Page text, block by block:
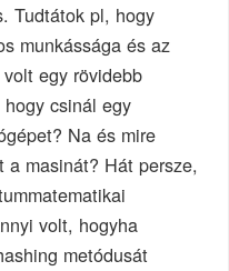
Tudtátok pl, hogy
munkássága és az
egy rövidebb
csinál egy
Na és mire
masinát? Hát persze,
volt, hogyha
metódusát